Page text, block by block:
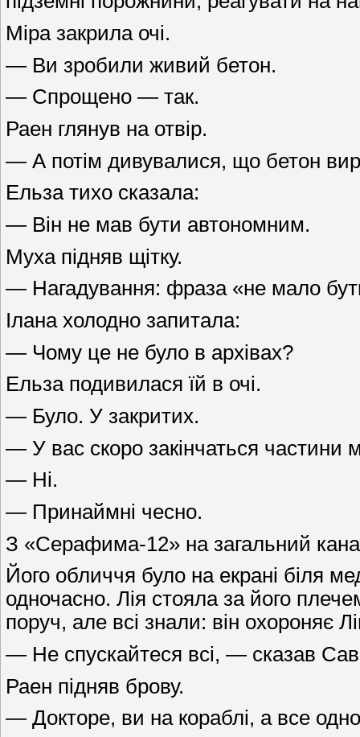
Міра закрила очі.
— Ви зробили живий бетон.
— Спрощено — так.
Раен глянув на отвір.
— А потім дивувалися, що бетон
Ельза тихо сказала:
— Він не мав бути автономним.
Муха підняв щітку.
— Нагадування: фраза «не мало
Ілана холодно запитала:
— Чому це не було в архівах?
Ельза подивилася їй в очі.
— Було. У закритих.
— У вас скоро закінчаться частини
— Ні.
— Принаймні чесно.
З «Серафима-12» на загальний
Його обличчя було на екрані біля
одночасно. Лія стояла за його
поруч, але всі знали: він охороняє
— Не спускайтеся всі, — сказав
Раен підняв брову.
— Докторе, ви на кораблі, а все